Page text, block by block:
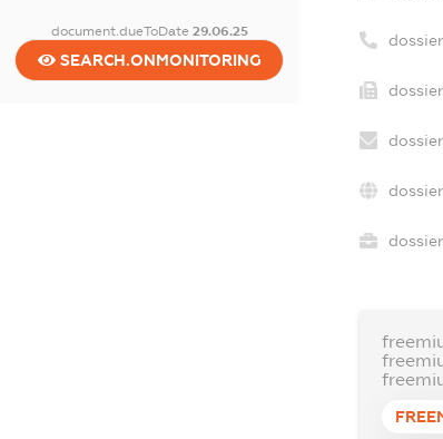
document.dueToDate 29.06.25
SEARCH.ONMONITORING